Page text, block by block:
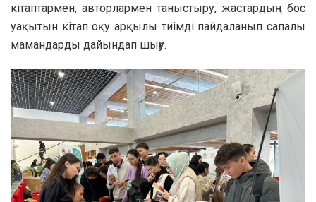
кітаптармен, авторлармен таныстыру, жастардың бос
уақытын кітап оқу арқылы тиімді пайдаланып сапалы
мамандарды дайындап шығу.